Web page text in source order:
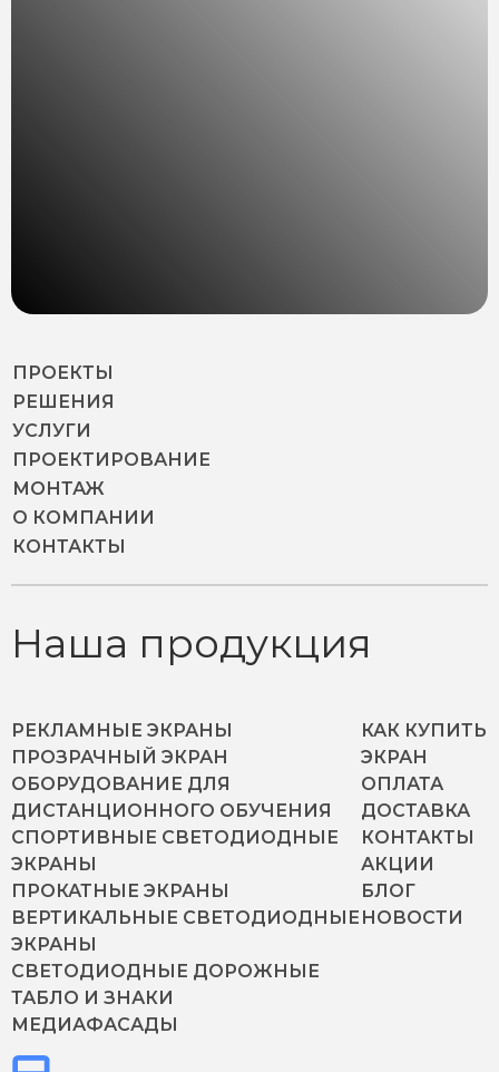
ПРОЕКТЫ
РЕШЕНИЯ
УСЛУГИ
ПРОЕКТИРОВАНИЕ
МОНТАЖ
О КОМПАНИИ
КОНТАКТЫ
Наша продукция
РЕКЛАМНЫЕ ЭКРАНЫ
ПРОЗРАЧНЫЙ ЭКРАН
ОБОРУДОВАНИЕ ДЛЯ
ДИСТАНЦИОННОГО ОБУЧЕНИЯ
СПОРТИВНЫЕ СВЕТОДИОДНЫЕ
ЭКРАНЫ
ПРОКАТНЫЕ ЭКРАНЫ
ВЕРТИКАЛЬНЫЕ СВЕТОДИОДНЫЕ
ЭКРАНЫ
СВЕТОДИОДНЫЕ ДОРОЖНЫЕ
ТАБЛО И ЗНАКИ
МЕДИАФАСАДЫ
КАК КУПИТЬ
ЭКРАН
ОПЛАТА
ДОСТАВКА
КОНТАКТЫ
АКЦИИ
БЛОГ
НОВОСТИ